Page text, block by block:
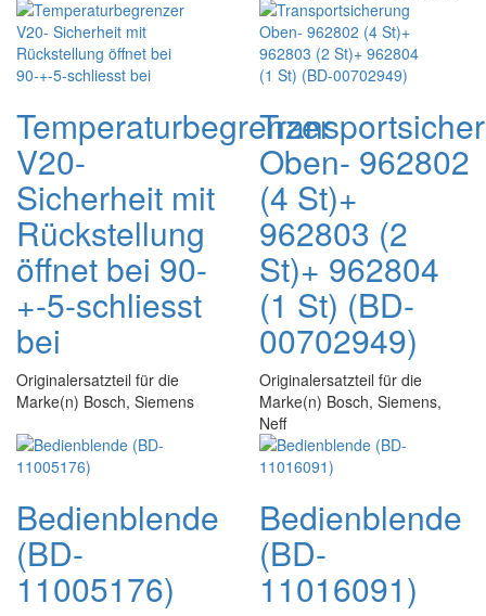
Temperaturbegrenzer
V20-
Sicherheit mit
Rückstellung
öffnet bei 90-
+-5-schliesst
bei
Originalersatzteil für die
Marke(n) Bosch, Siemens
Oben- 962802
(4 St)+
962803 (2
St)+ 962804
(1 St) (BD-
00702949)
Originalersatzteil für die
Marke(n) Bosch, Siemens,
Neff
Bedienblende
(BD-
11005176)
Bedienblende
(BD-
11016091)